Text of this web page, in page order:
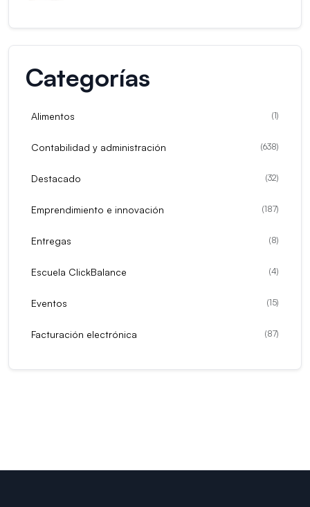
Categorías
Alimentos (1)
Contabilidad y administración (638)
Destacado (32)
Emprendimiento e innovación (187)
Entregas (8)
Escuela ClickBalance (4)
Eventos (15)
Facturación electrónica (87)